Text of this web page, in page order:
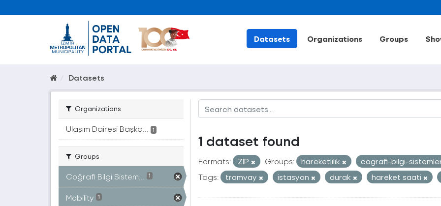
Datasets Organizations Groups
Datasets
Organizations
Ulaşım Dairesi Başka... 1
Groups
Coğrafi Bilgi Sistem... 1
Mobility 1
1 dataset found
Formats: ZIP Groups: hareketlilik
cografi-bilgi-
Tags:
tramvay istasyon durak hareket saati